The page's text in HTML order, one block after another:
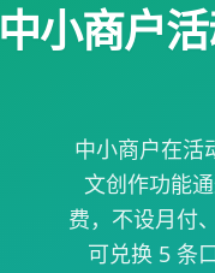
中小商户
中小商户在活
文创作功能
费，不设月付
可兑换 5 条